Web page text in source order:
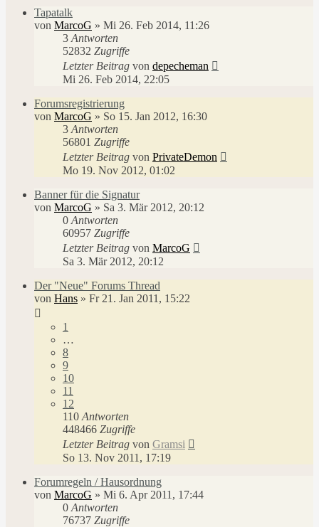
Tapatalk
von MarcoG » Mi 26. Feb 2014, 11:26
3 Antworten
52832 Zugriffe
Letzter Beitrag von depecheman
Mi 26. Feb 2014, 22:05
Forumsregistrierung
von MarcoG » So 15. Jan 2012, 16:30
3 Antworten
56801 Zugriffe
Letzter Beitrag von PrivateDemon
Mo 19. Nov 2012, 01:02
Banner für die Signatur
von MarcoG » Sa 3. Mär 2012, 20:12
0 Antworten
60957 Zugriffe
Letzter Beitrag von MarcoG
Sa 3. Mär 2012, 20:12
Der "Neue" Forums Thread
von Hans » Fr 21. Jan 2011, 15:22
1
…
8
9
10
11
12
110 Antworten
448466 Zugriffe
Letzter Beitrag von Gramsi
So 13. Nov 2011, 17:19
Forumregeln / Hausordnung
von MarcoG » Mi 6. Apr 2011, 17:44
0 Antworten
76737 Zugriffe